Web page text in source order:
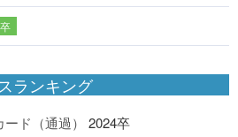
ランキング
ド（通過） 2024卒